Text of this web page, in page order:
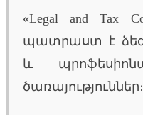
«Legal and Tax
պատրաստ է ձեզ
և
ծառայություններ։